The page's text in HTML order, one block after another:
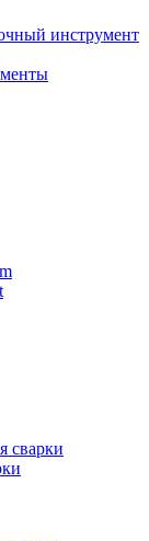
инструмент
сварки